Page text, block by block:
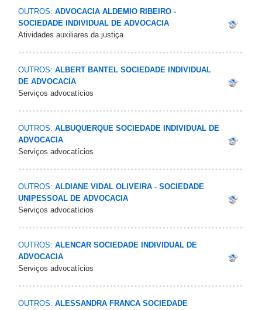
OUTROS: ADVOCACIA ALDEMIO RIBEIRO -
SOCIEDADE INDIVIDUAL DE ADVOCACIA
Atividades auxiliares da justiça
OUTROS: ALBERT BANTEL SOCIEDADE INDIVIDUAL
DE ADVOCACIA
Serviços advocatícios
OUTROS: ALBUQUERQUE SOCIEDADE INDIVIDUAL DE
ADVOCACIA
Serviços advocatícios
OUTROS: ALDIANE VIDAL OLIVEIRA - SOCIEDADE
UNIPESSOAL DE ADVOCACIA
Serviços advocatícios
OUTROS: ALENCAR SOCIEDADE INDIVIDUAL DE
ADVOCACIA
Serviços advocatícios
OUTROS: ALESSANDRA FRANCA SOCIEDADE